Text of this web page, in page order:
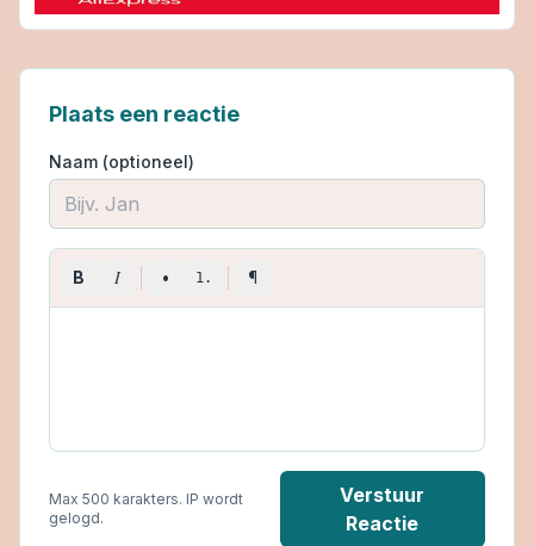
Plaats een reactie
Naam (optioneel)
B I • 1. ¶
Max 500 karakters. IP wordt
gelogd.
Verstuur
Reactie